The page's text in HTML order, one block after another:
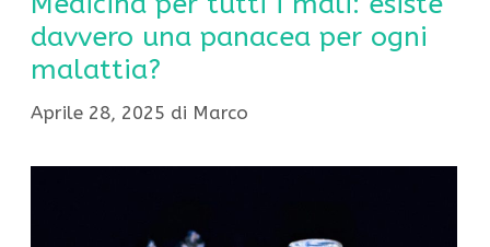
davvero una panacea per ogni
malattia?
Aprile 28, 2025 di Marco